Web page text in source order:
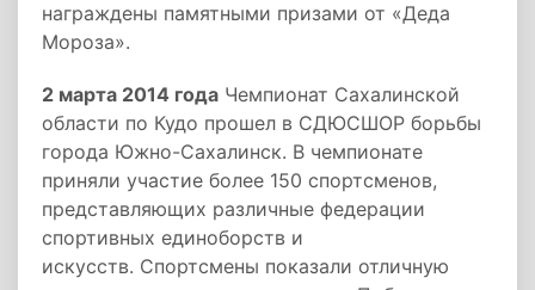
награждены памятными призами от «Деда
Мороза».
2 марта 2014 года Чемпионат Сахалинской
области по Кудо прошел в СДЮСШОР борьбы
города Южно-Сахалинск. В чемпионате
приняли участие более 150 спортсменов,
представляющих различные федерации
спортивных единоборств и
искусств. Спортсмены показали отличную